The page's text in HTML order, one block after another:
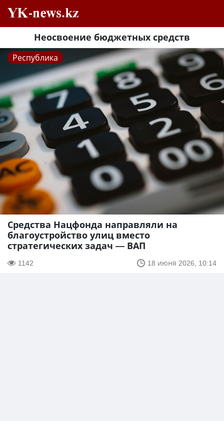
Неосвоение бюджетных средств
Республика
Средства Нацфонда направляли на
благоустройство улиц вместо
стратегических задач — ВАП
1142 18 июня 2026, 10:14